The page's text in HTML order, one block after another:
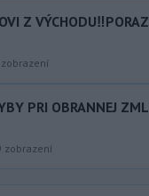
Z
zobrazení
PRI OBRANNEJ
zobrazení